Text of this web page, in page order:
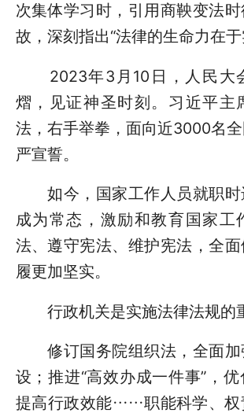
次集体学习时，引用商鞅变法
故，深刻指出“法律的生命力在于
2023年3月10日，人民大
熠，见证神圣时刻。习近平主
法，右手举拳，面向近3000名
严宣誓。
如今，国家工作人员就职时
成为常态，激励和教育国家工
法、遵守宪法、维护宪法，全
履更加坚实。
行政机关是实施法律法规的重
修订国务院组织法，全面加
设；推进“高效办成一件事”，优
提高行政效能……职能科学、权